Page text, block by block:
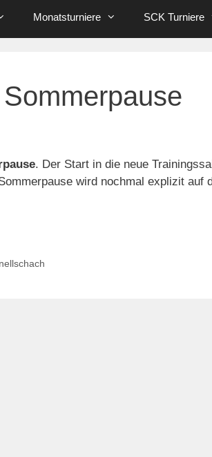
Monatsturniere SCK Turniere
. Der Start in die neue
wird nochmal explizit auf